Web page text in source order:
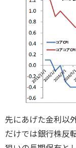
先にあげた金利以
だけでは銀行株反